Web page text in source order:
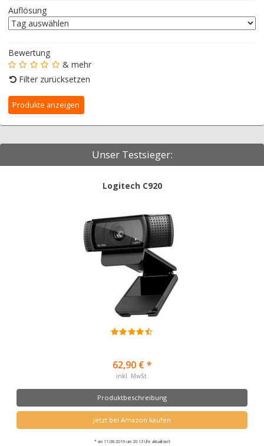
Auflösung
Bewertung
& mehr
Filter zurücksetzen
Unser Testsieger:
Logitech C920
62,90 € *
inkl. MwSt.
Produktbeschreibung
Jetzt bei Amazon kaufen
* am 11.08.2019 um 20:13 Uhr aktualisiert